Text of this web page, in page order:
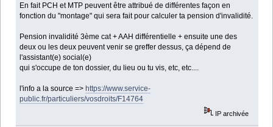
En fait PCH et MTP peuvent être attribué de différentes façon en
fonction du "montage" qui sera fait pour calculer ta pension d'invalidité.
Pension invalidité 3ème cat + AAH différentielle + ensuite une des
deux ou les deux peuvent venir se greffer dessus, ça dépend de
l'assistant(e) social(e)
qui s'occupe de ton dossier, du lieu ou tu vis, etc, etc....
l'info a la source =>https://www.service-
public.fr/particuliers/vosdroits/F14764
IP archivée